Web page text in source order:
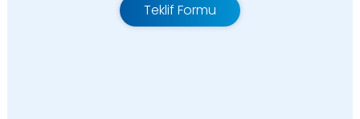
Teklif Formu